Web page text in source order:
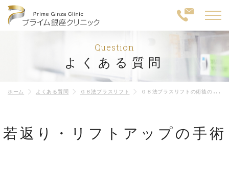
Question
よくある質問
ホーム よくある質問 ＧＢ法プラスリフト ＧＢ法プラスリフトの術後の経過はどのような感じでしょうか。通院は必要ですか？
若返り・リフトアップの手術